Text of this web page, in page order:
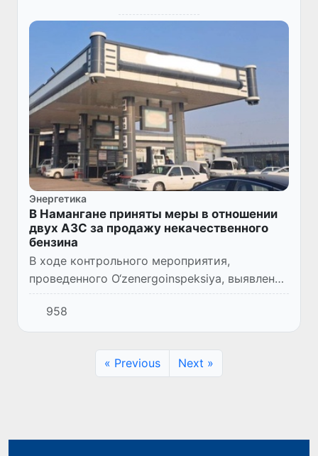
Энергетика
В Намангане приняты меры в отношении
двух АЗС за продажу некачественного
бензина
В ходе контрольного мероприятия,
проведенного О‘zenergoinspeksiya, выявлены
нарушения на двух автозаправочных
станциях в городе Наманган,
принадлежащих ООО «Sh.G.» и частному
958
« Previous Next »